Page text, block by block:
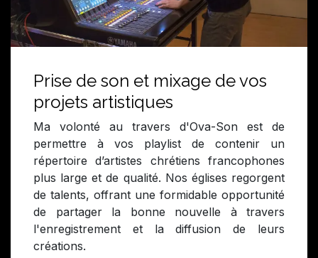
Prise de son et mixage de vos
projets artistiques
Ma volonté au travers d'Ova-Son est de
permettre à vos playlist de contenir un
répertoire d’artistes chrétiens francophones
plus large et de qualité. Nos églises regorgent
de talents, offrant une formidable opportunité
de partager la bonne nouvelle à travers
l'enregistrement et la diffusion de leurs
créations.